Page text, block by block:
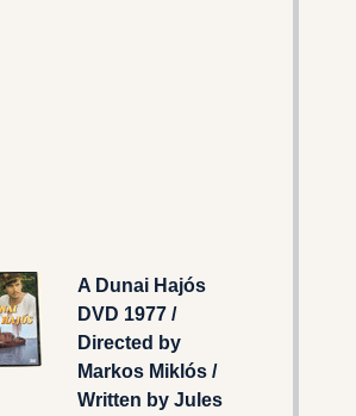
A Dunai Hajós
DVD 1977 /
Directed by
Markos Miklós /
Written by Jules